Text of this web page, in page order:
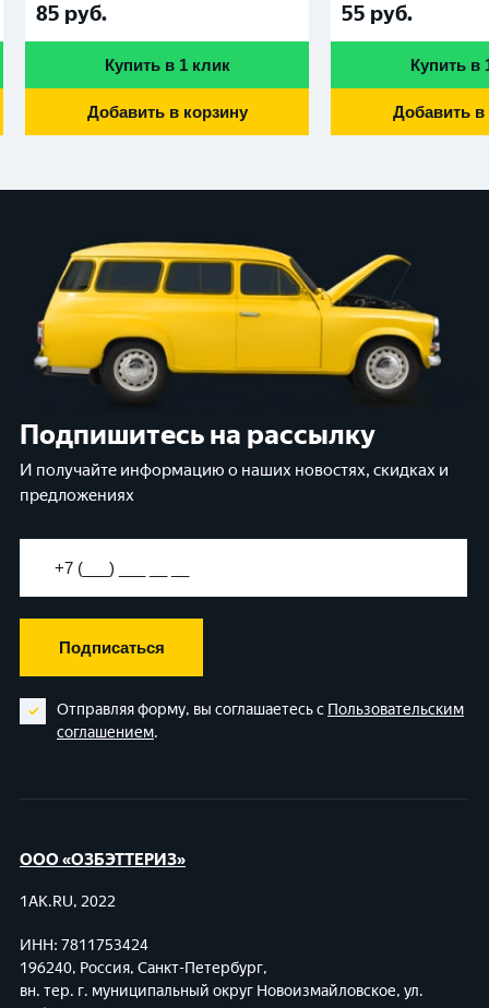
85 руб.
Купить в 1 клик
Добавить в корзину
55 руб.
Купить в
Добавить в
Подпишитесь на рассылку
И получайте информацию о наших новостях, скидках и
предложениях
Подписаться
Отправляя форму, вы соглашаетесь с Пользовательским
соглашением.
ООО «ОЗБЭТТЕРИЗ»
1AK.RU, 2022
ИНН: 7811753424
196240, Россия, Санкт-Петербург,
вн. тер. г. муниципальный округ Новоизмайловское, ул.